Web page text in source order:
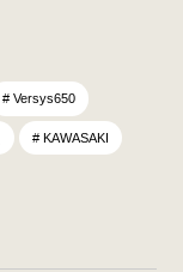
Versys650
KAWASAKI